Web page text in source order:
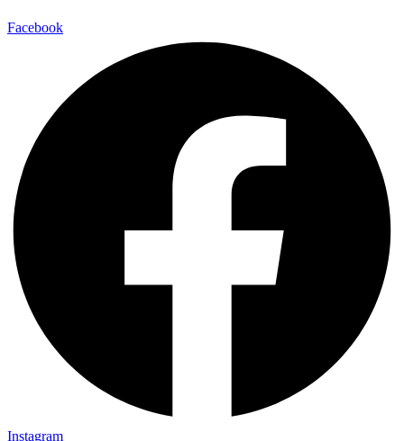
Facebook
Instagram